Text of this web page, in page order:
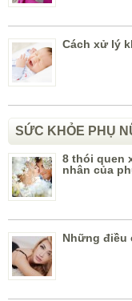
Cách xử lý
SỨC KHỎE PHỤ
8 thói quen
nhân của
Những điều